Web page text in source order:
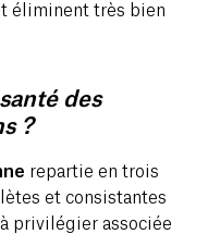
éliminent très bien
des
?
repartie en trois
et consistantes
privilégier associée